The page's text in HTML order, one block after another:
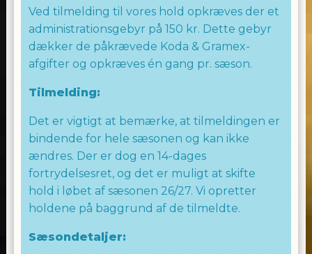
børnene, da et stort antal voksne kan være
meget overvældende for dem.
Lad os sammen skabe uforglemmelige
danseoplevelser for de yngste dansere i
vores Allingham Dance Team-fællesskab.
Rigtig god fornøjelse
Laila Allingham
We love to Dance
Ved tilmelding til vores hold opkræves der et
administrationsgebyr på 150 kr. Dette gebyr
dækker de påkrævede Koda & Gramex-
afgifter og opkræves én gang pr. sæson.
Tilmelding:
Det er vigtigt at bemærke, at tilmeldingen er
bindende for hele sæsonen og kan ikke
ændres. Der er dog en 14-dages
fortrydelsesret, og det er muligt at skifte
hold i løbet af sæsonen 26/27. Vi opretter
holdene på baggrund af de tilmeldte.
Sæsondetaljer: